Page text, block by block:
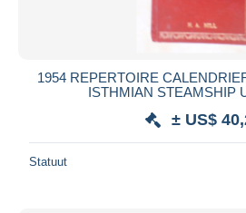
1954 REPERTOIRE
ISTHMIAN STEAMSHIP
± US$
Statuut